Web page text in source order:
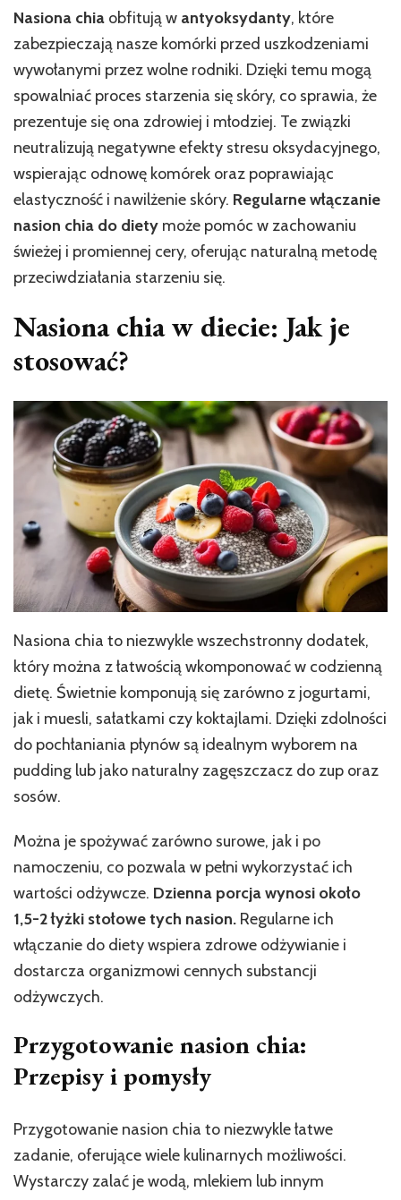
Nasiona chia obfitują w antyoksydanty, które
zabezpieczają nasze komórki przed uszkodzeniami
wywołanymi przez wolne rodniki. Dzięki temu mogą
spowalniać proces starzenia się skóry, co sprawia, że
prezentuje się ona zdrowiej i młodziej. Te związki
neutralizują negatywne efekty stresu oksydacyjnego,
wspierając odnowę komórek oraz poprawiając
elastyczność i nawilżenie skóry. Regularne włączanie
nasion chia do diety może pomóc w zachowaniu
świeżej i promiennej cery, oferując naturalną metodę
przeciwdziałania starzeniu się.
Nasiona chia w diecie: Jak je
stosować?
Nasiona chia to niezwykle wszechstronny dodatek,
który można z łatwością wkomponować w codzienną
dietę. Świetnie komponują się zarówno z jogurtami,
jak i muesli, sałatkami czy koktajlami. Dzięki zdolności
do pochłaniania płynów są idealnym wyborem na
pudding lub jako naturalny zagęszczacz do zup oraz
sosów.
Można je spożywać zarówno surowe, jak i po
namoczeniu, co pozwala w pełni wykorzystać ich
wartości odżywcze. Dzienna porcja wynosi około
1,5-2 łyżki stołowe tych nasion. Regularne ich
włączanie do diety wspiera zdrowe odżywianie i
dostarcza organizmowi cennych substancji
odżywczych.
Przygotowanie nasion chia:
Przepisy i pomysły
Przygotowanie nasion chia to niezwykle łatwe
zadanie, oferujące wiele kulinarnych możliwości.
Wystarczy zalać je wodą, mlekiem lub innym